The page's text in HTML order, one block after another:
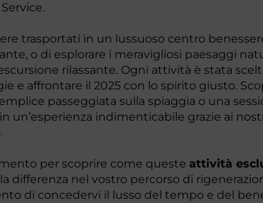
trasportati in un lussuoso centro
o di esplorare i meravigliosi paesaggi
rilassante. Ogni attività è stata
e affrontare il 2025 con lo spirito giusto.
passeggiata sulla spiaggia o una
un’esperienza indimenticabile grazie ai
per scoprire come queste attività
differenza nel vostro percorso di
di concedervi il lusso del tempo e del